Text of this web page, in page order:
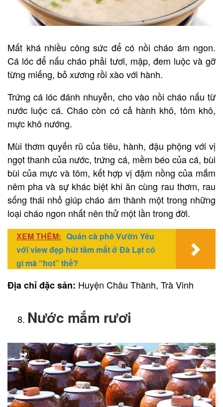
Mất khá nhiều công sức để có nồi cháo ám ngon.
Cá lóc để nấu cháo phải tươi, mập, đem luộc và gỡ
từng miếng, bỏ xương rồi xào với hành.
Trứng cá lóc đánh nhuyễn, cho vào nồi cháo nấu từ
nước luộc cá. Cháo còn có cả hành khô, tôm khô,
mực khô nướng.
Mùi thơm quyến rũ của tiêu, hành, đậu phộng với vị
ngọt thanh của nước, trứng cá, mềm béo của cá, bùi
bùi của mực và tôm, kết hợp vị đặm nồng của mắm
nêm pha và sự khác biệt khi ăn cùng rau thơm, rau
sống thái nhỏ giúp cháo ám thành một trong những
loại cháo ngon nhất nên thử một lần trong đời.
XEM THÊM: Quán cà phê Vườn Yêu
với view đẹp hút tầm mắt ở Đà Lạt có
gì mà “hot” thế?
Địa chỉ đặc sản: Huyện Châu Thành, Trà Vinh
Nước mắm rươi